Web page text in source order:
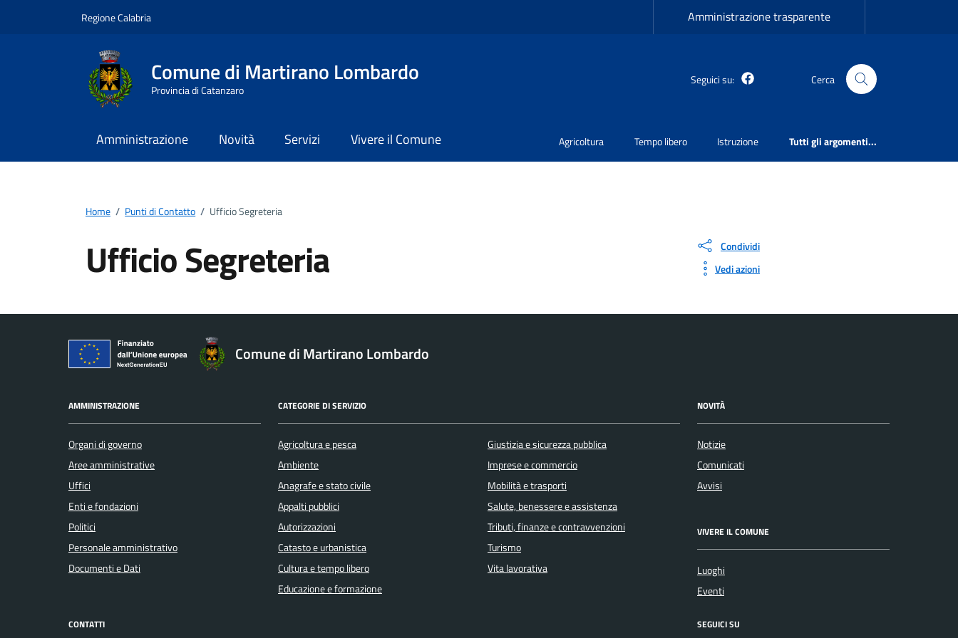
Regione Calabria Amministrazione trasparente
Comune di Martirano Lombardo
Provincia di Catanzaro
Seguici su: Martirano Lombardo Facebook
Cerca
Amministrazione Novità Servizi Vivere il Comune Agricoltura Tempo libero Istruzione Tutti gli argomenti...
Home / Punti di Contatto / Ufficio Segreteria
Ufficio Segreteria
Condividi
Vedi azioni
Comune di Martirano Lombardo
AMMINISTRAZIONE
Organi di governo
Aree amministrative
Uffici
Enti e fondazioni
Politici
Personale amministrativo
Documenti e Dati
CATEGORIE DI SERVIZIO
Agricoltura e pesca
Ambiente
Anagrafe e stato civile
Appalti pubblici
Autorizzazioni
Catasto e urbanistica
Cultura e tempo libero
Educazione e formazione
Giustizia e sicurezza pubblica
Imprese e commercio
Mobilità e trasporti
Salute, benessere e assistenza
Tributi, finanze e contravvenzioni
Turismo
Vita lavorativa
NOVITÀ
Notizie
Comunicati
Avvisi
VIVERE IL COMUNE
Luoghi
Eventi
CONTATTI SEGUICI SU